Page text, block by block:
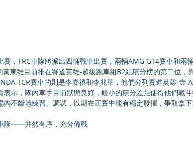
賽，TRC車隊將派出四輛戰車出賽，兩輛AMG GT4賽車和兩
黃東雄目前排在賽道英雄-超級跑車組B2組積分榜的第二位，
TCR賽車的則是李嘉禧和李兆華，他們分列賽道英雄-壹
表示，隊內車手目前狀態良好，較小的積分差距使得他們戰
內不斷地練習、調試，以期在正賽中能有穩定發揮，爭取拿下
隊——井然有序，充分備戰